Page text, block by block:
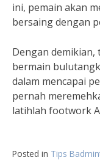
ini, pemain akan
bersaing dengan
Dengan
bermain
dalam mencapai
pernah
latihlah footwork
Posted in Tips